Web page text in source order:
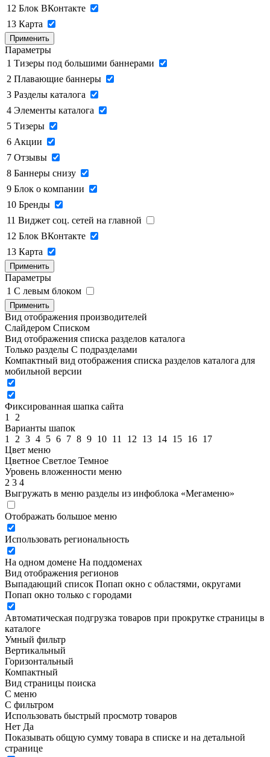
12 Блок ВКонтакте
13 Карта
Применить
Параметры
1 Тизеры под большими баннерами
2 Плавающие баннеры
3 Разделы каталога
4 Элементы каталога
5 Тизеры
6 Акции
7 Отзывы
8 Баннеры снизу
9 Блок о компании
10 Бренды
11 Виджет соц. сетей на главной
12 Блок ВКонтакте
13 Карта
Применить
Параметры
1 C левым блоком
Применить
Вид отображения производителей
Слайдером Списком
Вид отображения списка разделов каталога
Только разделы С подразделами
Компактный вид отображения списка разделов каталога для
мобильной версии
Фиксированная шапка сайта
1
2
Варианты шапок
1
2 3 4 5 6 7 8 9 10 11 12 13 14 15 16 17
Цвет меню
Цветное Светлое Темное
Уровень вложенности меню
2 3 4
Выгружать в меню разделы из инфоблока «Мегаменю»
Отображать большое меню
Использовать региональность
На одном домене На поддоменах
Вид отображения регионов
Выпадающий список Попап окно c областями, округами
Попап окно только с городами
Автоматическая подгрузка товаров при прокрутке страницы в
каталоге
Умный фильтр
Вертикальный
Горизонтальный
Компактный
Вид страницы поиска
С меню
С фильтром
Использовать быстрый просмотр товаров
Нет Да
Показывать общую сумму товара в списке и на детальной
странице